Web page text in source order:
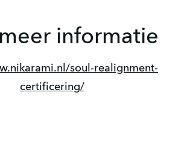
informatie
soul-realignment-
certificering/